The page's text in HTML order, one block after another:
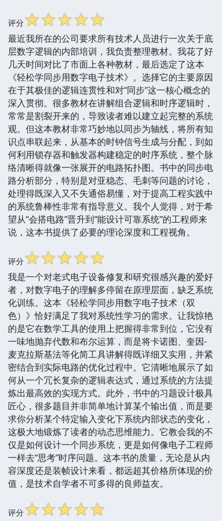
评分☆☆☆☆☆
最近我所在的公司要求所有技术人员进行一次关于底
层数字逻辑的内部培训，我负责整理教材。我花了好
几天时间对比了市面上各种教材，最后选定了这本
《轻松学同步用数字电子技术》。选择它的主要原因
在于其极佳的逻辑连贯性和对“同步”这一核心概念的
深入贯彻。很多教材在讲解组合逻辑和时序逻辑时，
常常是割裂开来的，导致读者难以建立起完整的系统
观。但这本教材非常巧妙地以同步为轴线，将所有知
识点串联起来，从基本的时钟信号生成与分配，到如
何利用锁存器和触发器构建稳定的时序系统，整个脉
络清晰得就像一张展开的电路拓扑图。书中的同步电
路分析部分，特别是对亚稳态、毛刺等问题的讨论，
处理得既深入又不失通俗易懂，对于提高工程实践中
的系统鲁棒性非常有指导意义。我个人觉得，对于希
望从“会搭电路”晋升到“能设计可靠系统”的工程师来
说，这本书提供了必要的理论深度和工程视角。
评分☆☆☆☆☆
我是一个对老式电子设备修复和研究很感兴趣的爱好
者，对数字电子的理解多停留在原理层面，缺乏系统
化训练。这本《轻松学同步用数字电子技术（双
色）》恰好满足了我对系统性学习的需求。让我惊艳
的是它在数学工具的使用上把握得非常到位，它没有
一味地抛弃代数和布尔运算，而是将卡诺图、奎因-
麦克拉斯基法等化简工具讲解得既详细又实用，并紧
密结合到实际电路的优化过程中。它清晰地展示了如
何从一个冗长复杂的逻辑表达式，通过系统的方法提
炼出最高效的实现方式。此外，书中的习题设计极具
匠心，很多题目并非简单地计算某个输出值，而是要
求你分析某个特定输入变化下系统内部状态的变化，
这极大地锻炼了读者的动态思维能力。它教会我的不
仅是如何设计一个同步系统，更是如何像电子工程师
一样去“思考”时序问题。这本书的质量，无论是从内
容深度还是装帧设计来看，都远超其价格所体现的价
值，是技术自学者不可多得的良师益友。
评分☆☆☆☆☆